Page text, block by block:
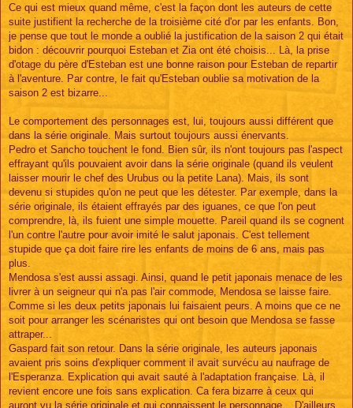
Ce qui est mieux quand même, c'est la façon dont les auteurs de cette
suite justifient la recherche de la troisième cité d'or par les enfants. Bon,
je pense que tout le monde a oublié la justification de la saison 2 qui était
bidon : découvrir pourquoi Esteban et Zia ont été choisis... Là, la prise
d'otage du père d'Esteban est une bonne raison pour Esteban de repartir
à l'aventure. Par contre, le fait qu'Esteban oublie sa motivation de la
saison 2 est bizarre...
Le comportement des personnages est, lui, toujours aussi différent que
dans la série originale. Mais surtout toujours aussi énervants.
Pedro et Sancho touchent le fond. Bien sûr, ils n'ont toujours pas l'aspect
effrayant qu'ils pouvaient avoir dans la série originale (quand ils veulent
laisser mourir le chef des Urubus ou la petite Lana). Mais, ils sont
devenu si stupides qu'on ne peut que les détester. Par exemple, dans la
série originale, ils étaient effrayés par des iguanes, ce que l'on peut
comprendre, là, ils fuient une simple mouette. Pareil quand ils se cognent
l'un contre l'autre pour avoir imité le salut japonais. C'est tellement
stupide que ça doit faire rire les enfants de moins de 6 ans, mais pas
plus.
Mendosa s'est aussi assagi. Ainsi, quand le petit japonais menace de les
livrer à un seigneur qui n'a pas l'air commode, Mendosa se laisse faire.
Comme si les deux petits japonais lui faisaient peurs. A moins que ce ne
soit pour arranger les scénaristes qui ont besoin que Mendosa se fasse
attraper...
Gaspard fait son retour. Dans la série originale, les auteurs japonais
avaient pris soins d'expliquer comment il avait survécu au naufrage de
l'Esperanza. Explication qui avait sauté à l'adaptation française. Là, il
revient encore une fois sans explication. Ca fera bizarre à ceux qui
auront vu la série originale et qui connaissent le personnage... D'ailleurs